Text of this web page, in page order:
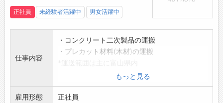
正社員 未経験者活躍中 男女活躍中
仕事内容
・コンクリート二次製品の運搬
・プレカット材料(木材)の運搬
※小型移動式クレーン運転技能者、フォークリ
フト運転技能者、玉
掛技能者のうち、いずれか一つでも資格を所持
もっと見る
雇用形態 正社員